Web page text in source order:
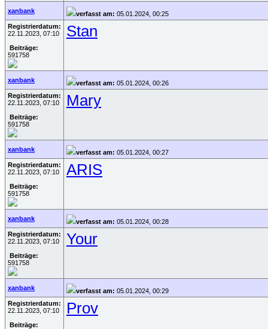
xanbank verfasst am: 05.01.2024, 00:25
Registrierdatum:
22.11.2023, 07:10
Beiträge:
591758
Stan
xanbank verfasst am: 05.01.2024, 00:26
Registrierdatum:
22.11.2023, 07:10
Beiträge:
591758
Mary
xanbank verfasst am: 05.01.2024, 00:27
Registrierdatum:
22.11.2023, 07:10
Beiträge:
591758
ARIS
xanbank verfasst am: 05.01.2024, 00:28
Registrierdatum:
22.11.2023, 07:10
Beiträge:
591758
Your
xanbank verfasst am: 05.01.2024, 00:29
Registrierdatum:
22.11.2023, 07:10
Beiträge:
Prov